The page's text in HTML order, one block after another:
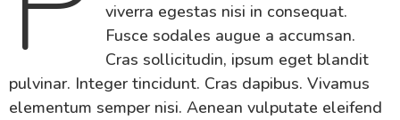
viverra egestas nisi in consequat.
Fusce sodales augue a accumsan.
Cras sollicitudin, ipsum eget blandit
pulvinar. Integer tincidunt. Cras dapibus. Vivamus
elementum semper nisi. Aenean vulputate eleifend